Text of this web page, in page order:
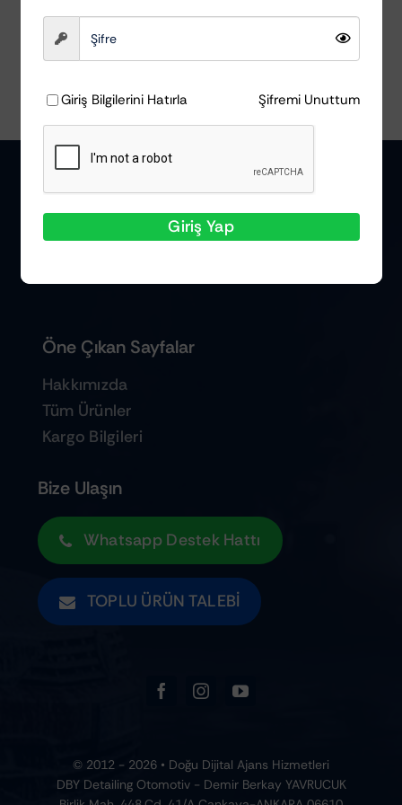
Öne Çıkan Sayfalar
Hakkımızda
Tüm Ürünler
Kargo Bilgileri
Bize Ulaşın
Whatsapp Destek Hattı
TOPLU ÜRÜN TALEBI
© 2012 - 2026 • Doğu Dijital Ajans Hizmetleri
DBY Detailing Otomotiv - Demir Berkay YAVRUCUK
Giriş Bilgilerini Hatırla Şifremi Unuttum
Giriş Yap